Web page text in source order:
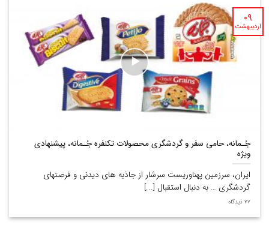
جُـمانه، حامی سفر و گردشگری محصولات تکنفره جُـمانه، پیشنهادی
ویژه
ایران، سرزمین پهناوریست سرشار از جاذبه های دیدنی و فرصتهای
گردشگری … به دنبال استقبال [...]
27 دیدگاه
۰۹
اردیبهشت